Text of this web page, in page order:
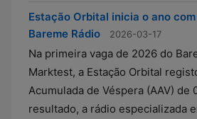
Estação Orbital inicia o ano
Bareme Rádio
2026-03-17
Na primeira vaga de 2026 do
Marktest, a Estação Orbital
Acumulada de Véspera (AAV) de
resultado, a rádio especializada